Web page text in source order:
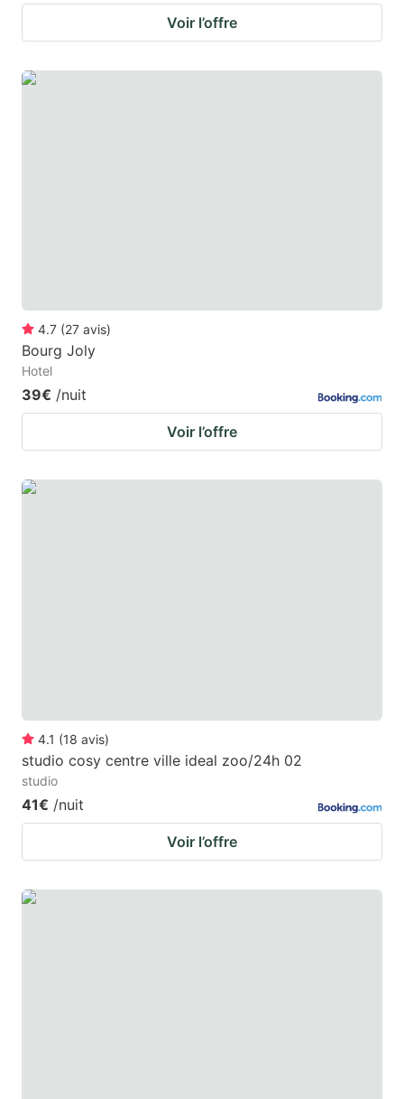
Voir l’offre
4.7 (27 avis)
Bourg Joly
Hotel
39€ /nuit
Voir l’offre
4.1 (18 avis)
studio cosy centre ville ideal zoo/24h 02
studio
41€ /nuit
Voir l’offre